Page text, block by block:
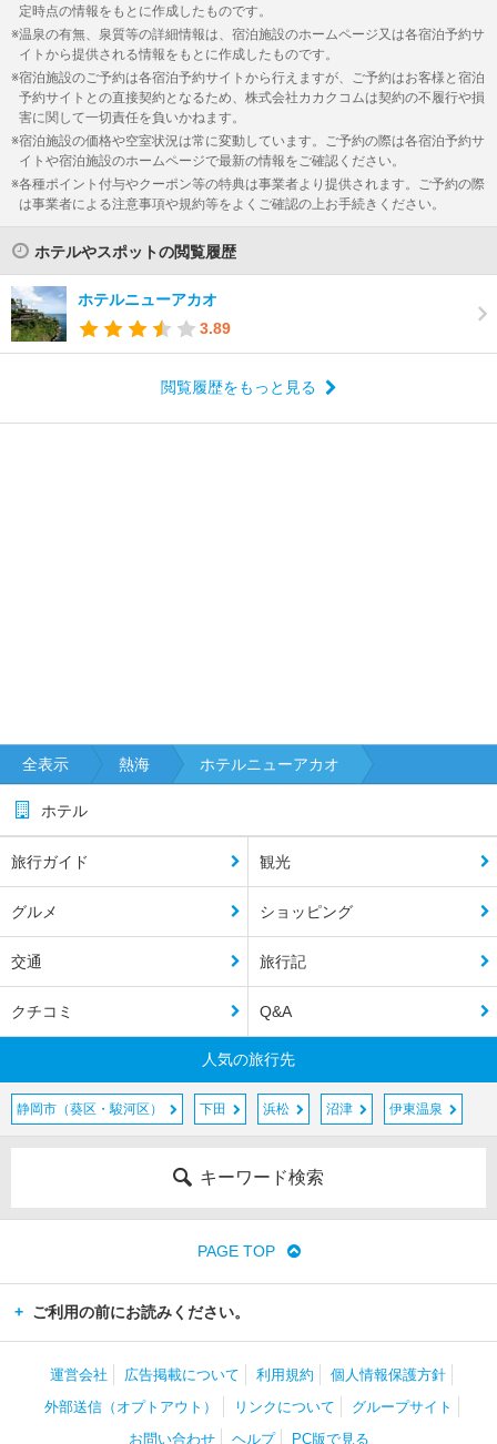
定時点の情報をもとに作成したものです。
温泉の有無、泉質等の詳細情報は、宿泊施設のホームページ又は各宿泊予約サ
イトから提供される情報をもとに作成したものです。
宿泊施設のご予約は各宿泊予約サイトから行えますが、ご予約はお客様と宿泊
予約サイトとの直接契約となるため、株式会社カカクコムは契約の不履行や損
害に関して一切責任を負いかねます。
宿泊施設の価格や空室状況は常に変動しています。ご予約の際は各宿泊予約サ
イトや宿泊施設のホームページで最新の情報をご確認ください。
各種ポイント付与やクーポン等の特典は事業者より提供されます。ご予約の際
は事業者による注意事項や規約等をよくご確認の上お手続きください。
ホテルやスポットの閲覧履歴
ホテルニューアカオ
3.89
閲覧履歴をもっと見る
全表示 熱海 ホテルニューアカオ
ホテル
旅行ガイド 観光
グルメ ショッピング
交通 旅行記
クチコミ Q&A
人気の旅行先
静岡市（葵区・駿河区） 下田 浜松 沼津 伊東温泉
キーワード検索
PAGE TOP
ご利用の前にお読みください。
運営会社 広告掲載について 利用規約
個人情報保護方針
外部送信（オプトアウト）
リンクについて
グループサイト
お問い合わせ
ヘルプ PC版で見る